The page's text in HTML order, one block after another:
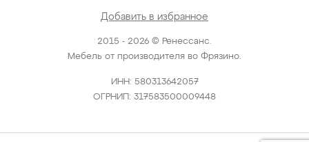
2015 - 2026 © Ренессанс.
Мебель от производителя во Фрязино.
ИНН: 580313642057
ОГРНИП: 317583500009448
Добавить в избранное